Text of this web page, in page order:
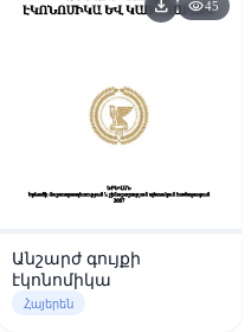
download visibility45
Անշարժ գույքի
էկոնոմիկա
Հայերեն